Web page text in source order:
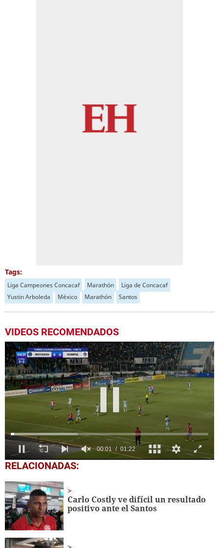
Tags:
Liga Campeones Concacaf Marathón
Liga de Concacaf
Yustin Arboleda
México Marathón Santos
VIDEOS RECOMENDADOS
0
seconds
1
minute,
22
seconds
RELACIONADAS:
Carlo Costly ve difícil un resultado
positivo ante el Santos